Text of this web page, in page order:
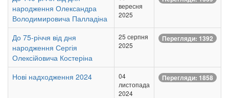
народження Олександра
Володимировича Палладіна
вересня
2025
До 75-річчя від дня
народження Сергія
Олексійовича Костеріна
25 серпня
2025
Перегляди: 1392
Нові надходження 2024
04
листопада
2024
Перегляди: 1858